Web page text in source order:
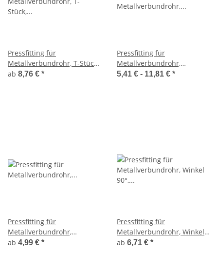
Pressfitting für
Metallverbundrohr, T-Stück,
ungleiche Abgänge, 16-
ab 8,76 € *
Pressfitting für
Metallverbundrohr,
Übergangsmuffe mit IG, 16-
5,41 € - 11,81 € *
Pressfitting für
Metallverbundrohr,
Übergangsnippel mit AG,
ab 4,99 € *
Pressfitting für
Metallverbundrohr, Winkel
90°, AG, 16-32mm, 1/2-1"
ab 6,71 € *